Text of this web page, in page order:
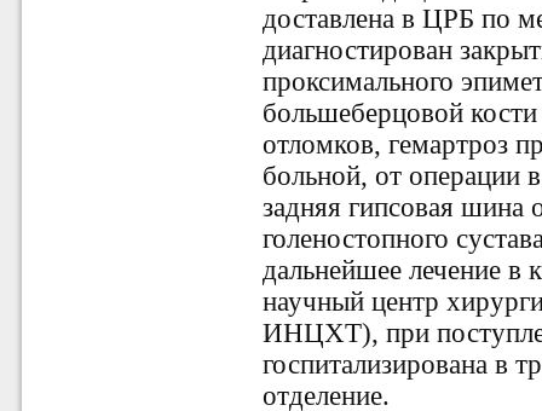
доставлена в ЦРБ по
диагностирован
проксимального
большеберцовой
отломков, гемартроз
больной, от операции
задняя гипсовая шина
голеностопного
дальнейшее лечение
научный центр
ИНЦХТ), при
госпитализирована в
отделение.